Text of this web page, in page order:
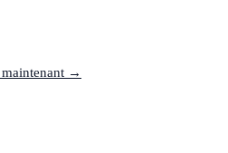
maintenant →